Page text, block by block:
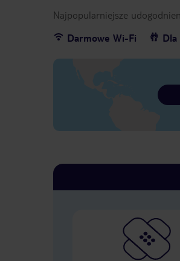
Najpopularniejsze
Darmowe Wi-Fi
Dla